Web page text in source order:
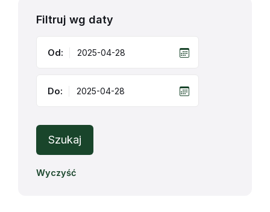
Filtruj wg daty
Od:
Do:
Szukaj
Wyczyść